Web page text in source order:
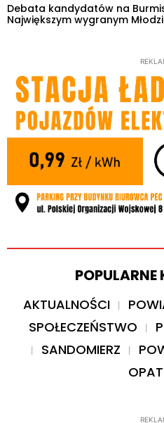
Debata kandydatów na
Największym wygranym
POPULARNE
AKTUALNOŚCI
SPOŁECZEŃSTWO
SANDOMIERZ